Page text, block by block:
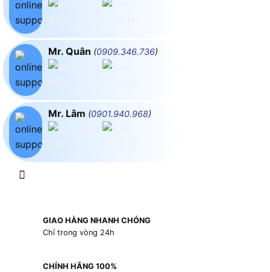
Mr. Quân (0909.346.736)
Mr. Lâm (0901.940.968)
GIAO HÀNG NHANH CHÓNG
Chỉ trong vòng 24h
CHÍNH HÃNG 100%